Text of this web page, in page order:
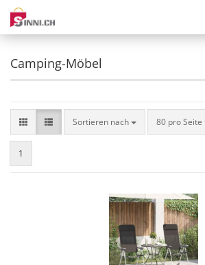
Camping-Möbel
Sortieren nach
Sortieren nach 80 pro Seite
pro Seite
1